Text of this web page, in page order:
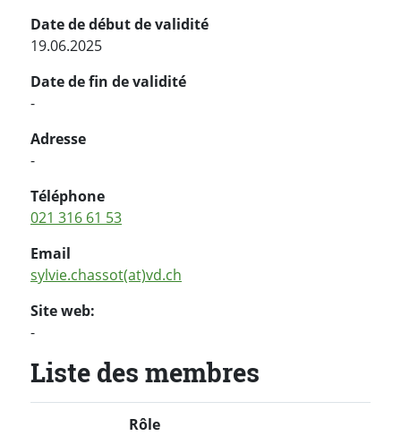
Date de début de validité
19.06.2025
Date de fin de validité
-
Adresse
-
Téléphone
021 316 61 53
Email
sylvie.chassot(at)vd.ch
Site web:
-
Liste des membres
Rôle